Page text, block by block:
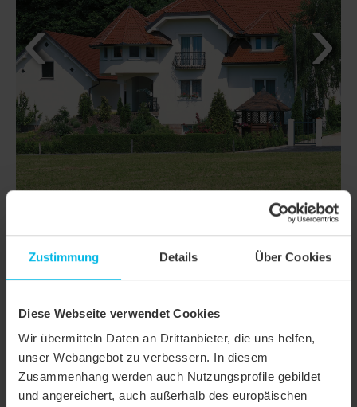
Zustimmung Details Über Cookies
Diese Webseite verwendet Cookies
Wir übermitteln Daten an Drittanbieter, die uns helfen,
unser Webangebot zu verbessern. In diesem
Zusammenhang werden auch Nutzungsprofile gebildet
und angereichert, auch außerhalb des europäischen
DETAILS
Produktfamilie Biberschwanzziegel KLASSIK
Produktgruppe Dachziegel
Objektart Mehrfamilienhaus